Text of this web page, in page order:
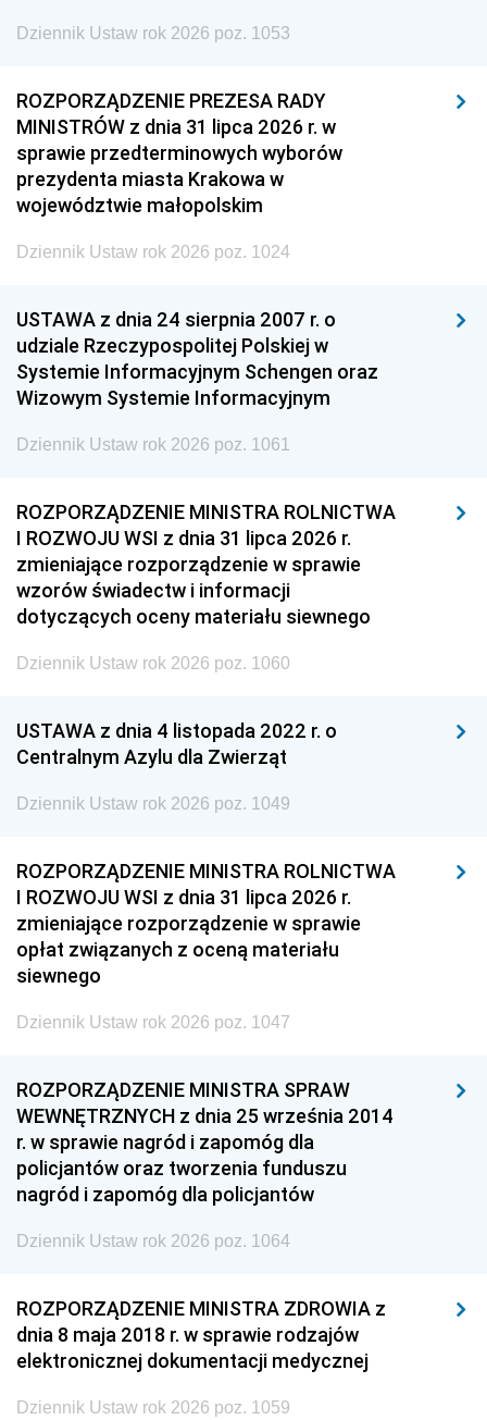
Dziennik Ustaw rok 2026 poz. 1053
ROZPORZĄDZENIE PREZESA RADY
MINISTRÓW z dnia 31 lipca 2026 r. w
sprawie przedterminowych wyborów
prezydenta miasta Krakowa w
województwie małopolskim
Dziennik Ustaw rok 2026 poz. 1024
USTAWA z dnia 24 sierpnia 2007 r. o
udziale Rzeczypospolitej Polskiej w
Systemie Informacyjnym Schengen oraz
Wizowym Systemie Informacyjnym
Dziennik Ustaw rok 2026 poz. 1061
ROZPORZĄDZENIE MINISTRA ROLNICTWA
I ROZWOJU WSI z dnia 31 lipca 2026 r.
zmieniające rozporządzenie w sprawie
wzorów świadectw i informacji
dotyczących oceny materiału siewnego
Dziennik Ustaw rok 2026 poz. 1060
USTAWA z dnia 4 listopada 2022 r. o
Centralnym Azylu dla Zwierząt
Dziennik Ustaw rok 2026 poz. 1049
ROZPORZĄDZENIE MINISTRA ROLNICTWA
I ROZWOJU WSI z dnia 31 lipca 2026 r.
zmieniające rozporządzenie w sprawie
opłat związanych z oceną materiału
siewnego
Dziennik Ustaw rok 2026 poz. 1047
ROZPORZĄDZENIE MINISTRA SPRAW
WEWNĘTRZNYCH z dnia 25 września 2014
r. w sprawie nagród i zapomóg dla
policjantów oraz tworzenia funduszu
nagród i zapomóg dla policjantów
Dziennik Ustaw rok 2026 poz. 1064
ROZPORZĄDZENIE MINISTRA ZDROWIA z
dnia 8 maja 2018 r. w sprawie rodzajów
elektronicznej dokumentacji medycznej
Dziennik Ustaw rok 2026 poz. 1059